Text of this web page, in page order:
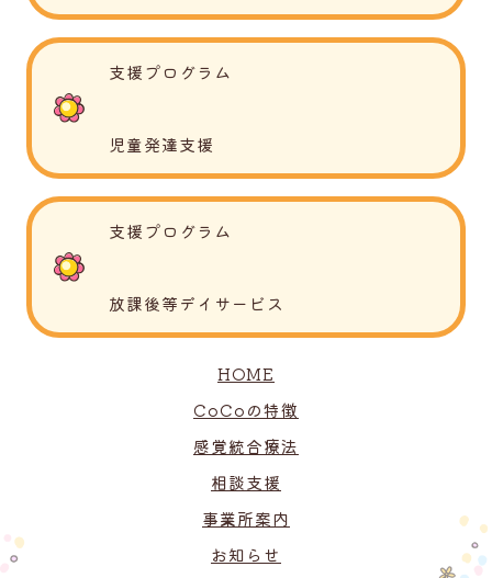
支援プログラム
児童発達支援
支援プログラム
放課後等デイサービス
HOME
CoCoの特徴
感覚統合療法
相談支援
事業所案内
お知らせ